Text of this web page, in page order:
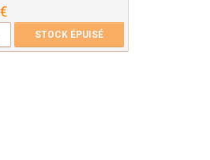
STOCK ÉPUISÉ